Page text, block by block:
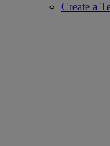
Create a